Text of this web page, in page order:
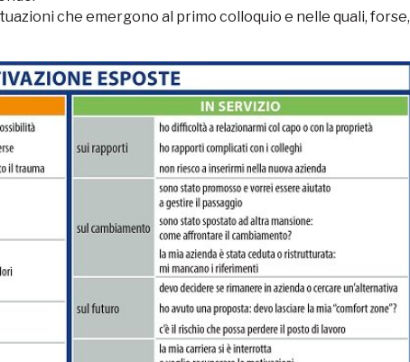
che emergono al primo colloquio e nelle quali, forse,